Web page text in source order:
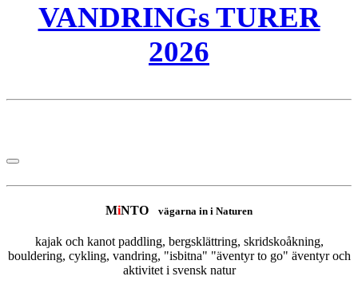
VANDRINGs TURER
2026
MiNTO vägarna in i Naturen
kajak och kanot paddling, bergsklättring, skridskoåkning,
bouldering, cykling, vandring, "isbitna" "äventyr to go" äventyr och
aktivitet i svensk natur